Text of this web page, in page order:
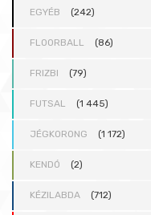
EGYÉB (242)
FLOORBALL (86)
FRIZBI (79)
FUTSAL (1 445)
JÉGKORONG (1 172)
KENDÓ (2)
KÉZILABDA (712)